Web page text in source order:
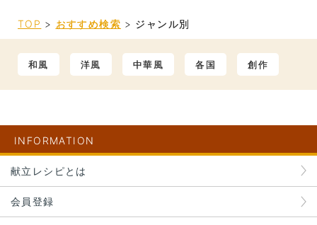
TOP > おすすめ検索 > ジャンル別
和風 洋風 中華風 各国 創作
INFORMATION
献立レシピとは
会員登録